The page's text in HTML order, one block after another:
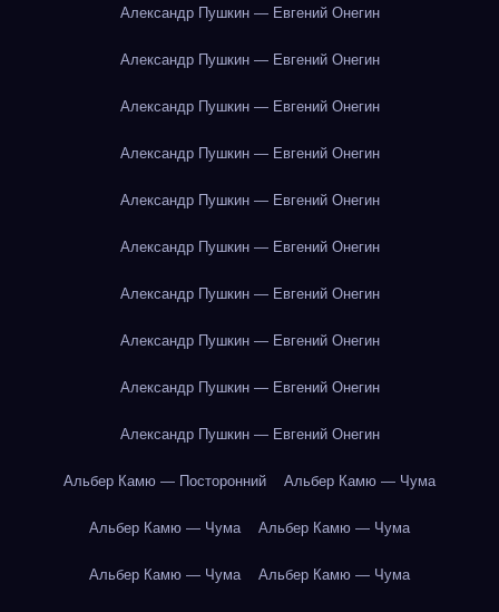
Александр Пушкин — Евгений Онегин
Александр Пушкин — Евгений Онегин
Александр Пушкин — Евгений Онегин
Александр Пушкин — Евгений Онегин
Александр Пушкин — Евгений Онегин
Александр Пушкин — Евгений Онегин
Александр Пушкин — Евгений Онегин
Александр Пушкин — Евгений Онегин
Александр Пушкин — Евгений Онегин
Александр Пушкин — Евгений Онегин
Альбер Камю — Посторонний Альбер Камю — Чума
Альбер Камю — Чума Альбер Камю — Чума
Альбер Камю — Чума Альбер Камю — Чума